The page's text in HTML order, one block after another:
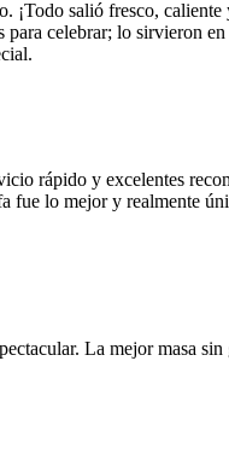
¡Todo salió fresco,
celebrar; lo sirvieron
rápido y excelentes
lo mejor y realmente
La mejor masa